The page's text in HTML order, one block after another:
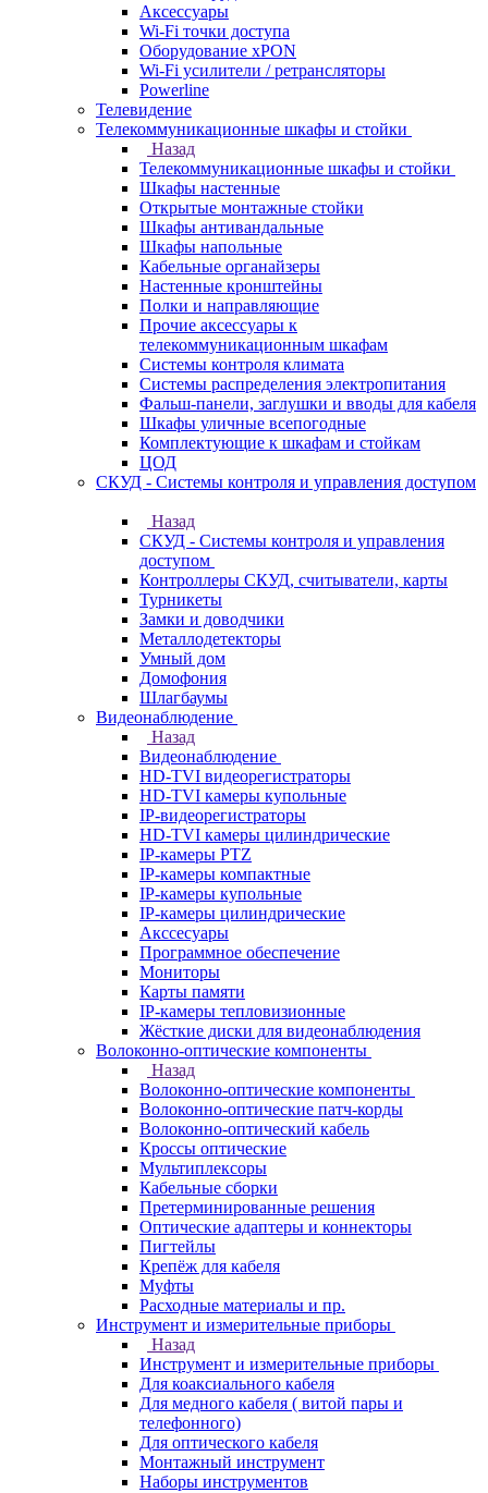
Аксессуары
Wi-Fi точки доступа
Оборудование хPON
Wi-Fi усилители / ретрансляторы
Powerline
Телевидение
Телекоммуникационные шкафы и стойки
Назад
Телекоммуникационные шкафы и стойки
Шкафы настенные
Открытые монтажные стойки
Шкафы антивандальные
Шкафы напольные
Кабельные органайзеры
Настенные кронштейны
Полки и направляющие
Прочие аксессуары к
телекоммуникационным шкафам
Системы контроля климата
Системы распределения электропитания
Фальш-панели, заглушки и вводы для кабеля
Шкафы уличные всепогодные
Комплектующие к шкафам и стойкам
ЦОД
СКУД - Системы контроля и управления доступом
Назад
СКУД - Системы контроля и управления
доступом
Контроллеры СКУД, считыватели, карты
Турникеты
Замки и доводчики
Металлодетекторы
Умный дом
Домофония
Шлагбаумы
Видеонаблюдение
Назад
Видеонаблюдение
HD-TVI видеорегистраторы
HD-TVI камеры купольные
IP-видеорегистраторы
HD-TVI камеры цилиндрические
IP-камеры PTZ
IP-камеры компактные
IP-камеры купольные
IP-камеры цилиндрические
Акссесуары
Программное обеспечение
Мониторы
Карты памяти
IP-камеры тепловизионные
Жёсткие диски для видеонаблюдения
Волоконно-оптические компоненты
Назад
Волоконно-оптические компоненты
Волоконно-оптические патч-корды
Волоконно-оптический кабель
Кроссы оптические
Мультиплексоры
Кабельные сборки
Претерминированные решения
Оптические адаптеры и коннекторы
Пигтейлы
Крепёж для кабеля
Муфты
Расходные материалы и пр.
Инструмент и измерительные приборы
Назад
Инструмент и измерительные приборы
Для коаксиального кабеля
Для медного кабеля ( витой пары и
телефонного)
Для оптического кабеля
Монтажный инструмент
Наборы инструментов